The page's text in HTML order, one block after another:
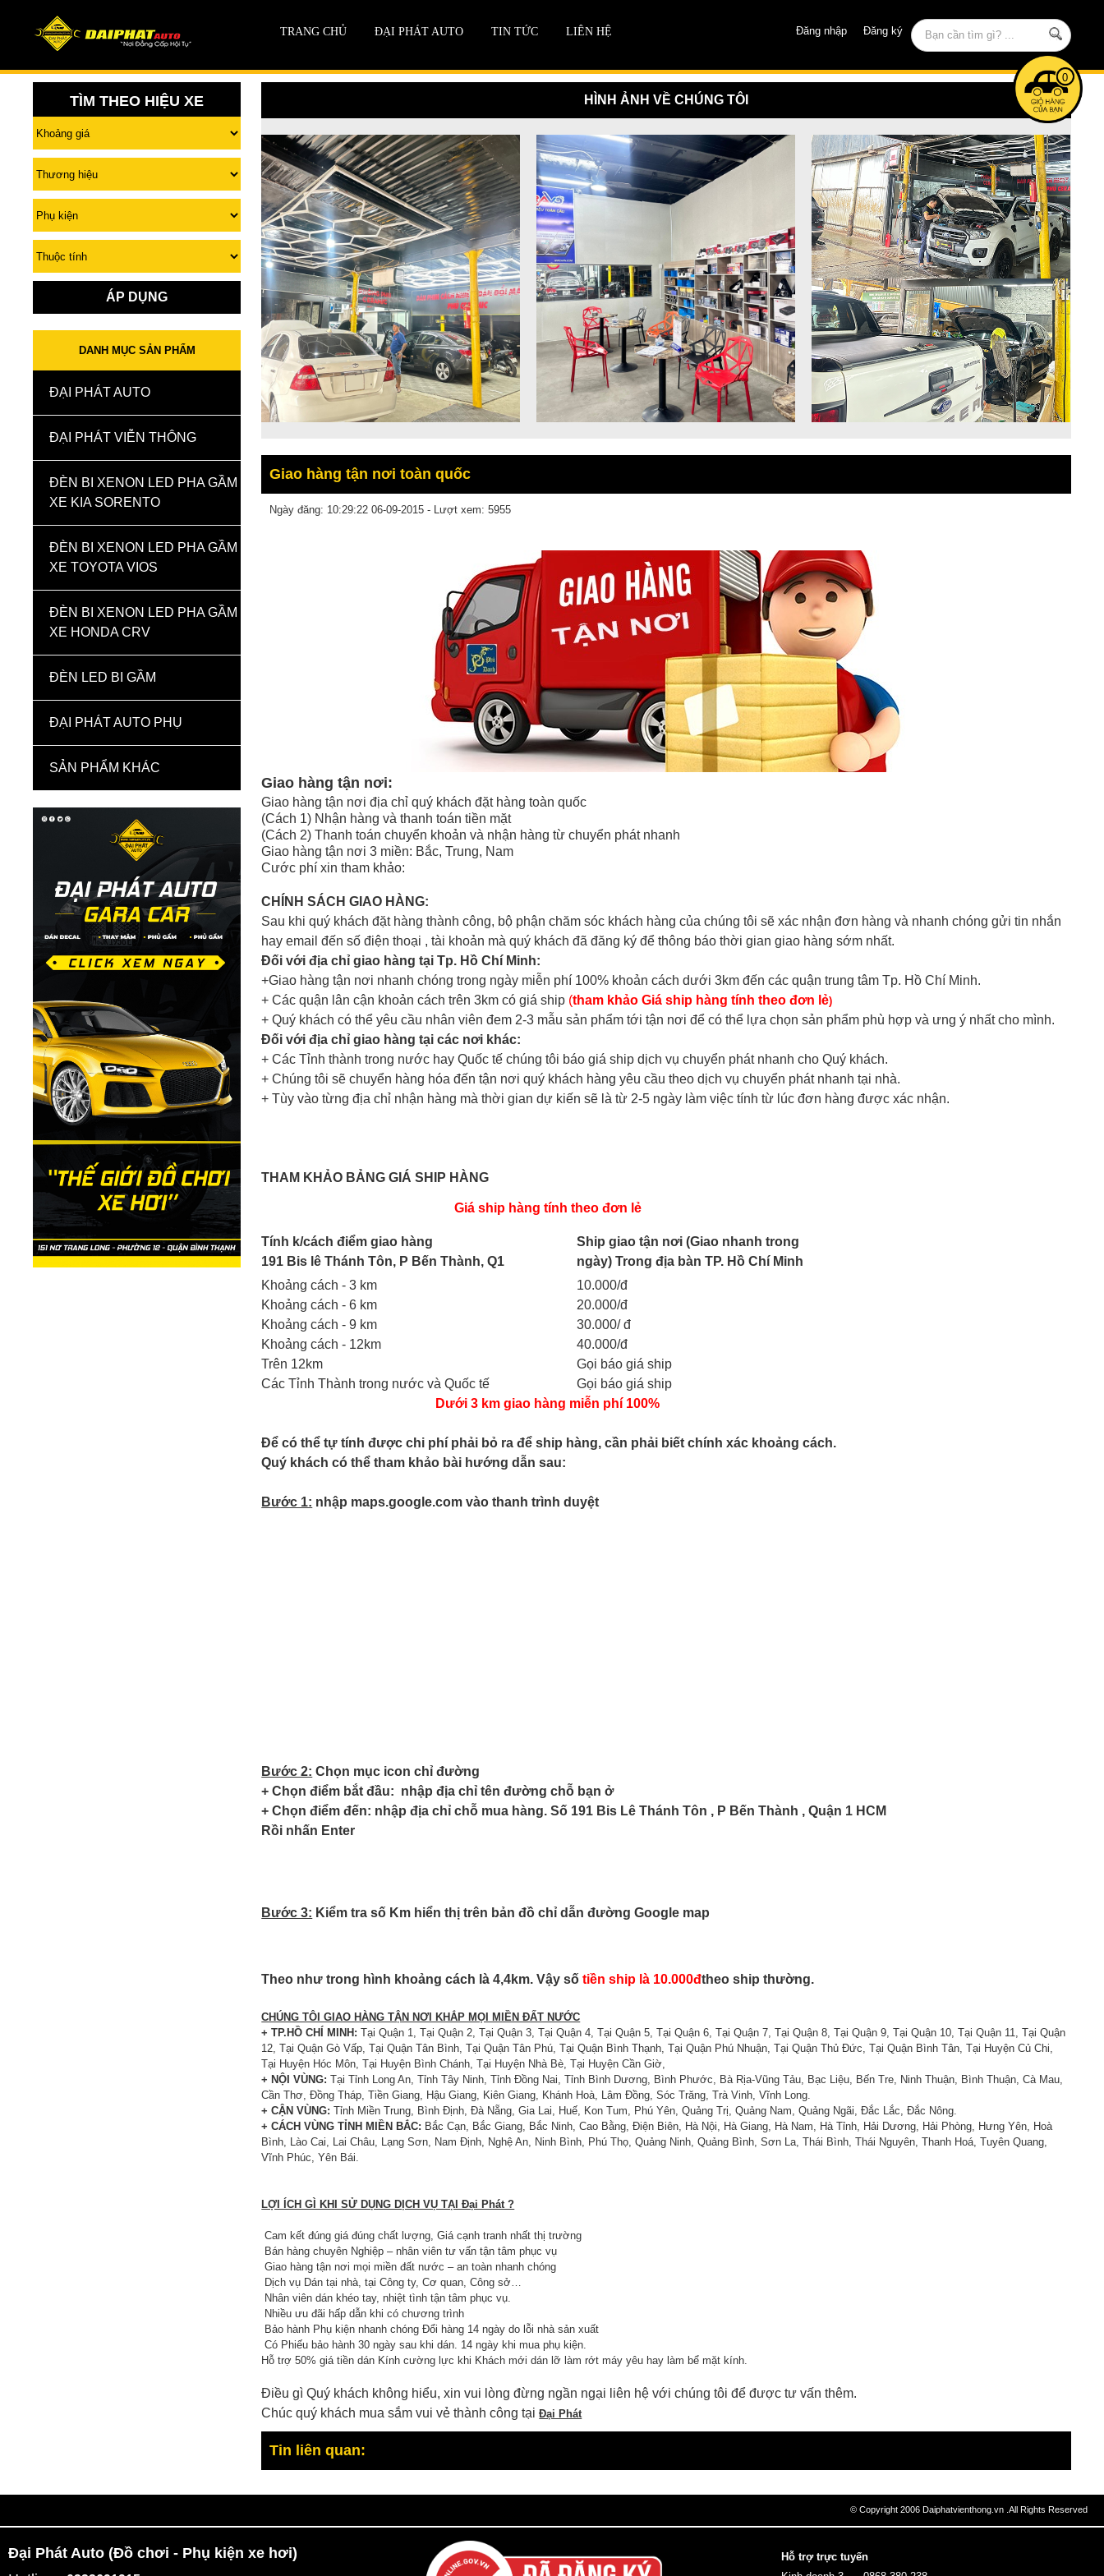
Đăng nhập Đăng ký
TRANG CHỦ ĐẠI PHÁT AUTO TIN TỨC LIÊN HỆ
0
TÌM THEO HIỆU XE
ÁP DỤNG
DANH MỤC SẢN PHẨM
ĐẠI PHÁT AUTO
ĐẠI PHÁT VIỄN THÔNG
ĐÈN BI XENON LED PHA GẦM
XE KIA SORENTO
ĐÈN BI XENON LED PHA GẦM
XE TOYOTA VIOS
ĐÈN BI XENON LED PHA GẦM
XE HONDA CRV
ĐÈN LED BI GẦM
ĐẠI PHÁT AUTO PHỤ
SẢN PHẨM KHÁC
HÌNH ẢNH VỀ CHÚNG TÔI
Giao hàng tận nơi toàn quốc
Ngày đăng: 10:29:22 06-09-2015 - Lượt xem: 5955
Giao hàng tận nơi:
Giao hàng tận nơi địa chỉ quý khách đặt hàng toàn quốc
(Cách 1) Nhận hàng và thanh toán tiền mặt
(Cách 2) Thanh toán chuyển khoản và nhận hàng từ chuyển phát nhanh
Giao hàng tận nơi 3 miền: Bắc, Trung, Nam
Cước phí xin tham khảo:
CHÍNH SÁCH GIAO HÀNG:
Sau khi quý khách đặt hàng thành công, bộ phận chăm sóc khách hàng của chúng tôi sẽ xác nhận đơn hàng và nhanh chóng gửi tin nhắn
hay email đến số điện thoại , tài khoản mà quý khách đã đăng ký để thông báo thời gian giao hàng sớm nhất.
Đối với địa chỉ giao hàng tại Tp. Hồ Chí Minh:
+Giao hàng tận nơi nhanh chóng trong ngày miễn phí 100% khoản cách dưới 3km đến các quận trung tâm Tp. Hồ Chí Minh.
+ Các quận lân cận khoản cách trên 3km có giá ship (tham khảoGiá ship hàng tính theo đơn lẻ)
+ Quý khách có thể yêu cầu nhân viên đem 2-3 mẫu sản phẩm tới tận nơi để có thể lựa chọn sản phẩm phù hợp và ưng ý nhất cho mình.
Đối với địa chỉ giao hàng tại các nơi khác:
+ Các Tỉnh thành trong nước hay Quốc tế chúng tôi báo giá shipdịch vụ chuyển phát nhanh cho Quý khách.
+ Chúng tôi sẽ chuyển hàng hóa đến tận nơi quý khách hàng yêu cầu theo dịch vụ chuyển phát nhanh tại nhà.
+ Tùy vào từng địa chỉ nhận hàng mà thời gian dự kiến sẽ là từ 2-5 ngày làm việc tính từ lúc đơn hàng được xác nhận.
THAM KHẢO BẢNG GIÁ SHIP HÀNG
Giá ship hàng tính theo đơn lẻ
Tính k/cách điểm giao hàng
191 Bis lê Thánh Tôn, P Bến Thành, Q1
Ship giao tận nơi (Giao nhanh trong
ngày)Trong địa bàn TP. Hồ Chí Minh
Khoảng cách - 3 km
10.000/đ
Khoảng cách - 6 km
20.000/đ
Khoảng cách - 9 km
30.000/ đ
Khoảng cách - 12km
40.000/đ
Trên 12km
Gọi báo giá ship
Các Tỉnh Thành trong nước và Quốc tế
Gọi báo giá ship
Dưới 3 km giao hàng miễn phí 100%
Để có thể tự tính được chi phí phải bỏ ra để ship hàng, cần phải biết chính xác khoảng cách.
Quý khách có thể tham khảo bài hướng dẫn sau:
Bước 1: nhập maps.google.com vào thanh trình duyệt
Bước 2: Chọn mục icon chỉ đường
+ Chọn điểm bắt đầu: nhập địa chỉ tên đường chỗ bạn ở
+ Chọn điểm đến: nhập địa chỉ chỗ mua hàng. Số 191 Bis Lê Thánh Tôn , P Bến Thành , Quận 1 HCM
Rồi nhấn Enter
Bước 3: Kiểm tra số Km hiển thị trên bản đồ chỉ dẫn đường Google map
Theo như trong hình khoảng cách là 4,4km. Vậy sốtiền ship là 10.000đtheo ship thường.
CHÚNG TÔI GIAO HÀNG TẬN NƠI KHẮP MỌI MIỀN ĐẤT NƯỚC
+ TP.HỒ CHÍ MINH: Tại Quận 1, Tại Quận 2, Tại Quận 3, Tại Quận 4, Tại Quận 5, Tại Quận 6, Tại Quận 7, Tại Quận 8, Tại Quận 9, Tại Quận 10, Tại Quận 11, Tại Quận
12, Tại Quận Gò Vấp, Tại Quận Tân Bình, Tại Quận Tân Phú, Tại Quận Bình Thạnh, Tại Quận Phú Nhuận, Tại Quận Thủ Đức, Tại Quận Bình Tân, Tại Huyện Củ Chi,
Tại Huyện Hóc Môn, Tại Huyện Bình Chánh, Tại Huyện Nhà Bè, Tại Huyện Cần Giờ,
+ NỘI VÙNG: Tại Tỉnh Long An, Tỉnh Tây Ninh, Tỉnh Đồng Nai, Tỉnh Bình Dương, Bình Phước, Bà Rịa-Vũng Tảu, Bạc Liệu, Bến Tre, Ninh Thuận, Bình Thuận, Cà Mau,
Cần Thơ, Đồng Tháp, Tiền Giang, Hậu Giang, Kiên Giang, Khánh Hoà, Lâm Đồng, Sóc Trăng, Trà Vinh, Vĩnh Long.
+ CẬN VÙNG: Tỉnh Miền Trung, Bình Định, Đà Nẵng, Gia Lai, Huế, Kon Tum, Phú Yên, Quảng Trị, Quảng Nam, Quảng Ngãi, Đắc Lắc, Đắc Nông.
+ CÁCH VÙNG TỈNH MIỀN BẮC: Bắc Cạn, Bắc Giang, Bắc Ninh, Cao Bằng, Điện Biên, Hà Nội, Hà Giang, Hà Nam, Hà Tỉnh, Hải Dương, Hải Phòng, Hưng Yên, Hoà
Bình, Lào Cai, Lai Châu, Lạng Sơn, Nam Định, Nghệ An, Ninh Bình, Phú Thọ, Quảng Ninh, Quảng Bình, Sơn La, Thái Bình, Thái Nguyên, Thanh Hoá, Tuyên Quang,
Vĩnh Phúc, Yên Bái.
LỢI ÍCH GÌ KHI SỬ DỤNG DỊCH VỤ TẠI Đại Phát ?
Cam kết đúng giá đúng chất lượng, Giá cạnh tranh nhất thị trường
Bán hàng chuyên Nghiệp – nhân viên tư vấn tận tâm phục vụ
Giao hàng tận nơi mọi miền đất nước – an toàn nhanh chóng
Dịch vụ Dán tại nhà, tại Công ty, Cơ quan, Công sở…
Nhân viên dán khéo tay, nhiệt tình tận tâm phục vụ.
Nhiều ưu đãi hấp dẫn khi có chương trình
Bảo hành Phụ kiện nhanh chóng Đổi hàng 14 ngày do lỗi nhà sản xuất
Có Phiếu bảo hành 30 ngày sau khi dán. 14 ngày khi mua phụ kiện.
Hỗ trợ 50% giá tiền dán Kính cường lực khi Khách mới dán lỡ làm rớt máy yêu hay làm bể mặt kính.
Điều gì Quý khách không hiểu, xin vui lòng đừng ngần ngại liên hệ với chúng tôi để được tư vấn thêm.
Chúc quý khách mua sắm vui vẻ thành công tạiĐại Phát
Tin liên quan:
© Copyright 2006 Daiphatvienthong.vn .All Rights Reserved
Đại Phát Auto (Đồ chơi - Phụ kiện xe hơi)
Hỗ trợ trực tuyến